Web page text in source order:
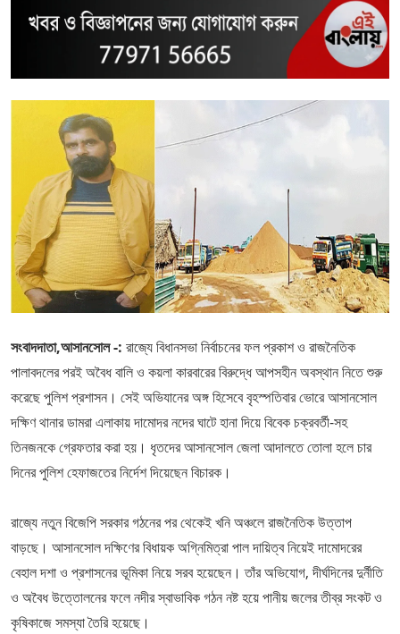
সংবাদদাতা,আসানসোল -: রাজ্যে বিধানসভা নির্বাচনের ফল প্রকাশ ও রাজনৈতিক
পালাবদলের পরই অবৈধ বালি ও কয়লা কারবারের বিরুদ্ধে আপসহীন অবস্থান নিতে শুরু
করেছে পুলিশ প্রশাসন। সেই অভিযানের অঙ্গ হিসেবে বৃহস্পতিবার ভোরে আসানসোল
দক্ষিণ থানার ডামরা এলাকায় দামোদর নদের ঘাটে হানা দিয়ে বিবেক চক্রবর্তী-সহ
তিনজনকে গ্রেফতার করা হয়। ধৃতদের আসানসোল জেলা আদালতে তোলা হলে চার
দিনের পুলিশ হেফাজতের নির্দেশ দিয়েছেন বিচারক।
​রাজ্যে নতুন বিজেপি সরকার গঠনের পর থেকেই খনি অঞ্চলে রাজনৈতিক উত্তাপ
বাড়ছে। আসানসোল দক্ষিণের বিধায়ক অগ্নিমিত্রা পাল দায়িত্ব নিয়েই দামোদরের
বেহাল দশা ও প্রশাসনের ভূমিকা নিয়ে সরব হয়েছেন। তাঁর অভিযোগ, দীর্ঘদিনের দুর্নীতি
ও অবৈধ উত্তোলনের ফলে নদীর স্বাভাবিক গঠন নষ্ট হয়ে পানীয় জলের তীব্র সংকট ও
কৃষিকাজে সমস্যা তৈরি হয়েছে।